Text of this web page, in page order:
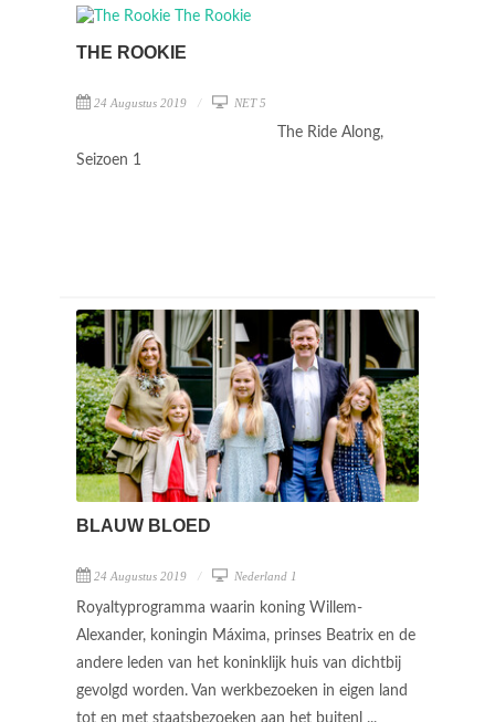
THE ROOKIE
24 Augustus 2019 NET 5
The Ride Along,
Seizoen 1
BLAUW BLOED
24 Augustus 2019 Nederland 1
Royaltyprogramma waarin koning Willem-
Alexander, koningin Máxima, prinses Beatrix en de
andere leden van het koninklijk huis van dichtbij
gevolgd worden. Van werkbezoeken in eigen land